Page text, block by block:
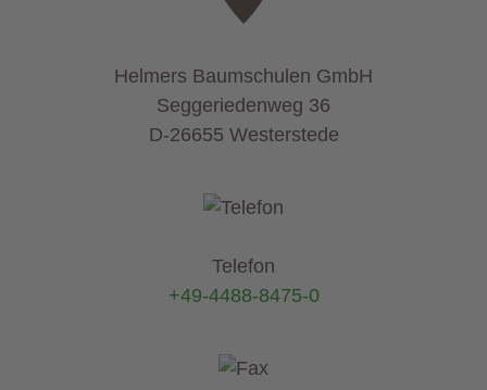
Helmers Baumschulen GmbH
Seggeriedenweg 36
D-26655 Westerstede
Telefon
+49-4488-8475-0